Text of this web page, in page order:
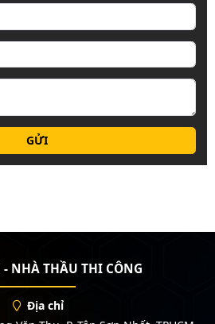
NHÀ THẦU THI CÔNG
Địa chỉ